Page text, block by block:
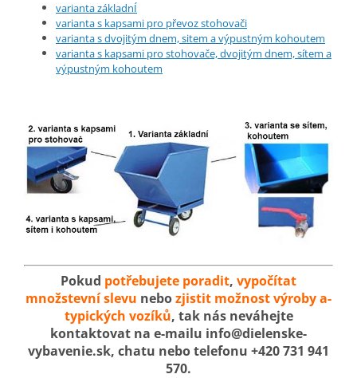
varianta základnÍ
varianta s kapsami pro převoz stohovači
varianta s dvojitým dnem, sitem a výpustným kohoutem
varianta s kapsami pro stohovače, dvojitým dnem, sítem a
výpustným kohoutem
Pokud potřebujete poradit, vypočítat
množstevní slevu nebozjistit možnost výroby a-
typických vozíků, tak nás neváhejte
kontaktovat na e-mailu info@dielenske-
vybavenie.sk, chatu nebo telefonu +420 731 941
570.